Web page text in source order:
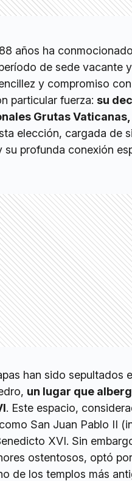
años ha
de sede vacante
y compromiso
particular fuerza: su
Grutas Vaticanas,
elección, cargada de
profunda conexión
han sido sepultados
un lugar que
. Este espacio,
San Juan Pablo II
XVI. Sin
ostentosos, optó
de los templos más